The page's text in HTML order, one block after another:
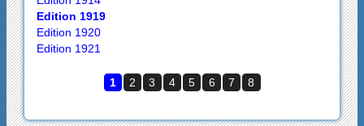
Edition 1919
Edition 1920
Edition 1921
1 2 3 4 5 6 7 8